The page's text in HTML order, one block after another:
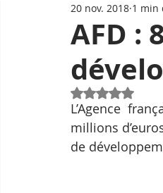
AFD :
20 nov. 2018 1 min
Noté NaN
L’Agence
millions
de